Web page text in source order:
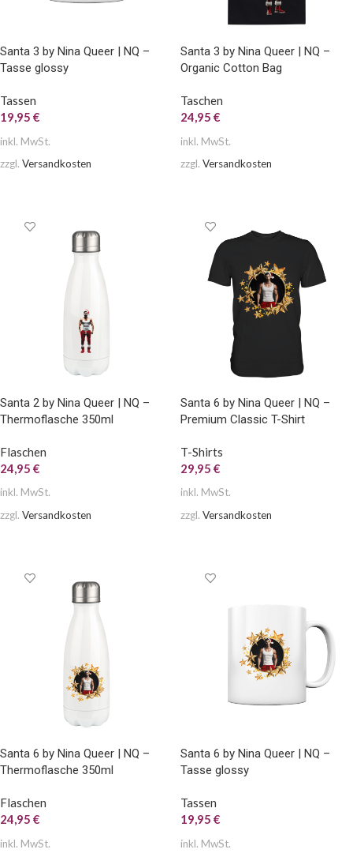
Santa 3 by Nina Queer | NQ –
Tasse glossy
Tassen
19,95 €
inkl. MwSt.
zzgl. Versandkosten
Santa 3 by Nina Queer | NQ –
Organic Cotton Bag
Taschen
24,95 €
inkl. MwSt.
zzgl. Versandkosten
Santa 2 by Nina Queer | NQ –
Thermoflasche 350ml
Flaschen
24,95 €
inkl. MwSt.
zzgl. Versandkosten
Santa 6 by Nina Queer | NQ –
Premium Classic T-Shirt
T-Shirts
29,95 €
inkl. MwSt.
zzgl. Versandkosten
Santa 6 by Nina Queer | NQ –
Thermoflasche 350ml
Flaschen
24,95 €
inkl. MwSt.
Santa 6 by Nina Queer | NQ –
Tasse glossy
Tassen
19,95 €
inkl. MwSt.